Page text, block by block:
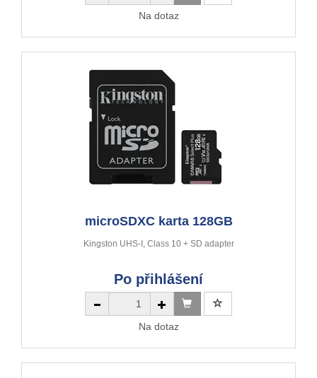
Na dotaz
microSDXC karta 128GB
Kingston UHS-I, Class 10 + SD adapter
Po přihlášení
Na dotaz